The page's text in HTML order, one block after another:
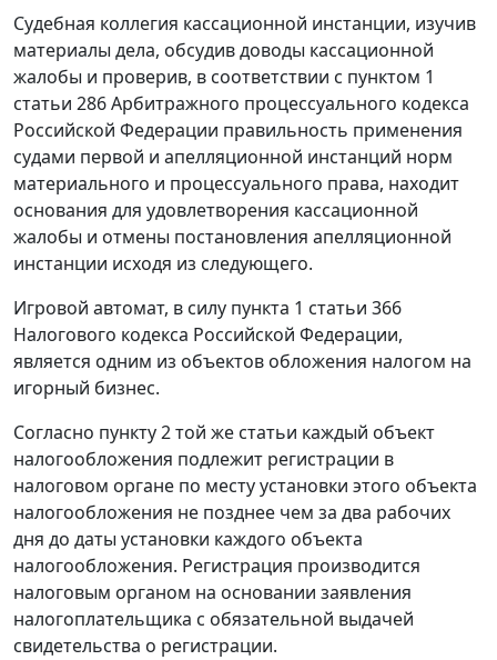
Судебная коллегия кассационной инстанции, изучив
материалы дела, обсудив доводы кассационной
жалобы и проверив, в соответствии с пунктом 1
статьи 286Арбитражного процессуального кодекса
Российской Федерации правильность применения
судами первой и апелляционной инстанций норм
материального и процессуального права, находит
основания для удовлетворения кассационной
жалобы и отмены постановления апелляционной
инстанции исходя из следующего.
Игровой автомат, в силу пункта 1 статьи 366
Налогового кодекса Российской Федерации,
является одним из объектов обложения налогом на
игорный бизнес.
Согласно пункту 2той же статьи каждый объект
налогообложения подлежит регистрации в
налоговом органе по месту установки этого объекта
налогообложения не позднее чем за два рабочих
дня до даты установки каждого объекта
налогообложения. Регистрация производится
налоговым органом на основании заявления
налогоплательщика с обязательной выдачей
свидетельства о регистрации.